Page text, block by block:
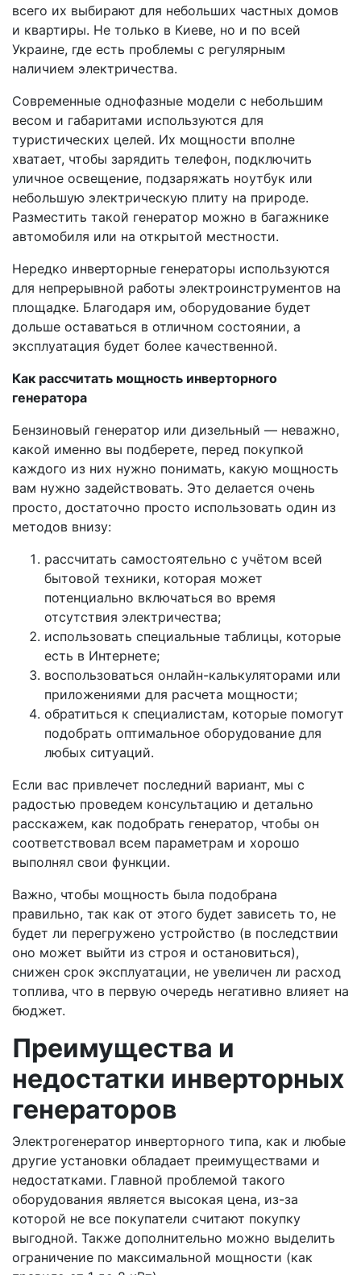
всего их выбирают для небольших частных домов
и квартиры. Не только в Киеве, но и по всей
Украине, где есть проблемы с регулярным
наличием электричества.
Современные однофазные модели с небольшим
весом и габаритами используются для
туристических целей. Их мощности вполне
хватает, чтобы зарядить телефон, подключить
уличное освещение, подзаряжать ноутбук или
небольшую электрическую плиту на природе.
Разместить такой генератор можно в багажнике
автомобиля или на открытой местности.
Нередко инверторные генераторы используются
для непрерывной работы электроинструментов на
площадке. Благодаря им, оборудование будет
дольше оставаться в отличном состоянии, а
эксплуатация будет более качественной.
Как рассчитать мощность инверторного
генератора
Бензиновый генератор или дизельный — неважно,
какой именно вы подберете, перед покупкой
каждого из них нужно понимать, какую мощность
вам нужно задействовать. Это делается очень
просто, достаточно просто использовать один из
методов внизу:
рассчитать самостоятельно с учётом всей
бытовой техники, которая может
потенциально включаться во время
отсутствия электричества;
использовать специальные таблицы, которые
есть в Интернете;
воспользоваться онлайн-калькуляторами или
приложениями для расчета мощности;
обратиться к специалистам, которые помогут
подобрать оптимальное оборудование для
любых ситуаций.
Если вас привлечет последний вариант, мы с
радостью проведем консультацию и детально
расскажем, как подобрать генератор, чтобы он
соответствовал всем параметрам и хорошо
выполнял свои функции.
Важно, чтобы мощность была подобрана
правильно, так как от этого будет зависеть то, не
будет ли перегружено устройство (в последствии
оно может выйти из строя и остановиться),
снижен срок эксплуатации, не увеличен ли расход
топлива, что в первую очередь негативно влияет на
бюджет.
Преимущества и
недостатки инверторных
генераторов
Электрогенератор инверторного типа, как и любые
другие установки обладает преимуществами и
недостатками. Главной проблемой такого
оборудования является высокая цена, из-за
которой не все покупатели считают покупку
выгодной. Также дополнительно можно выделить
ограничение по максимальной мощности (как